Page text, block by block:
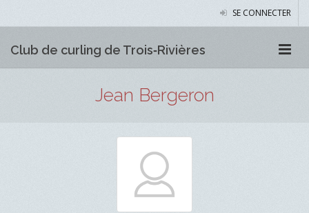
SE CONNECTER
Club de curling de Trois‑Rivières
Jean Bergeron